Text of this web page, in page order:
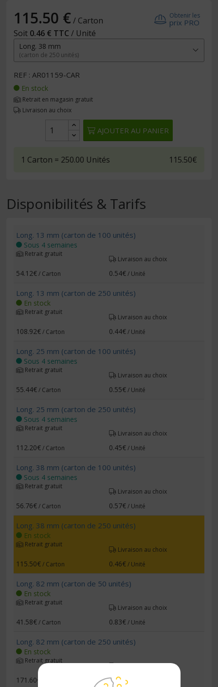
115.50 €/ Carton
Soit 0.46 € TTC/ Unité
Obtenir les
prix PRO
Long. 38 mm
(carton de 250 unités)
REF : AR01159-CAR
En stock
Retrait en magasin gratuit
Livraison au choix
AJOUTER AU PANIER
1 Carton = 250.00 Unités 115.50€
Disponibilités & Tarifs
Long. 13 mm (carton de 100 unités)
Sous 4 semaines
Retrait gratuit
Livraison au choix
54.12€/ Carton 0.54€/ Unité
Long. 13 mm (carton de 250 unités)
En stock
Retrait gratuit
Livraison au choix
108.92€/ Carton 0.44€/ Unité
Long. 25 mm (carton de 100 unités)
Sous 4 semaines
Retrait gratuit
Livraison au choix
55.44€/ Carton 0.55€/ Unité
Long. 25 mm (carton de 250 unités)
Sous 4 semaines
Retrait gratuit
Livraison au choix
112.20€/ Carton 0.45€/ Unité
Long. 38 mm (carton de 100 unités)
Sous 4 semaines
Retrait gratuit
Livraison au choix
56.76€/ Carton 0.57€/ Unité
Long. 38 mm (carton de 250 unités)
En stock
Retrait gratuit
Livraison au choix
115.50€/ Carton 0.46€/ Unité
Long. 82 mm (carton de 50 unités)
En stock
Retrait gratuit
Livraison au choix
41.58€/ Carton 0.83€/ Unité
Long. 82 mm (carton de 250 unités)
En stock
Retrait gratuit
Livraison au choix
171.60€ 0.69€/ Unité